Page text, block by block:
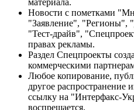
Новости с пометками
"Заявление",
"Тест-драйв",
правах рекламы.
Раздел Спецпроекты
коммерческими
Любое копирование,
другое распространение
ссылку на "Интерфакс-
воспрещается.